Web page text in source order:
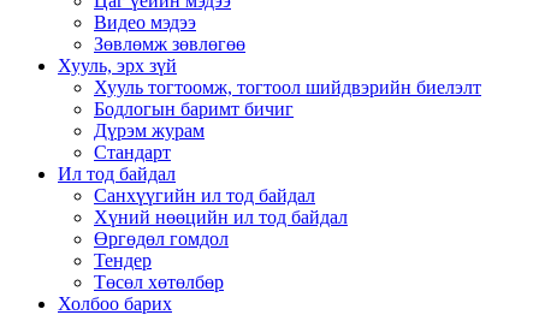
Видео мэдээ
Зөвлөмж зөвлөгөө
Хууль, эрх зүй
Хууль тогтоомж, тогтоол шийдвэрийн биелэлт
Бодлогын баримт бичиг
Дүрэм журам
Стандарт
Ил тод байдал
Санхүүгийн ил тод байдал
Хүний нөөцийн ил тод байдал
Өргөдөл гомдол
Тендер
Төсөл хөтөлбөр
Холбоо барих